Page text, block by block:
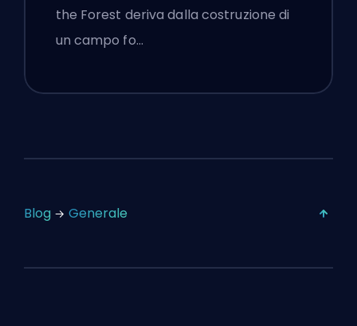
the Forest deriva dalla costruzione di
un campo fo…
Blog Generale